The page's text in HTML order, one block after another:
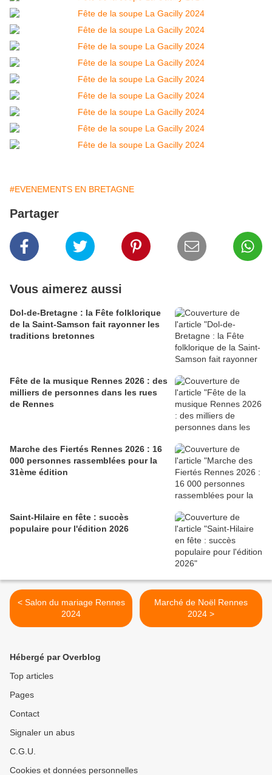
#EVENEMENTS EN BRETAGNE
Partager
Vous aimerez aussi
Dol-de-Bretagne : la Fête folklorique
de la Saint-Samson fait rayonner les
traditions bretonnes
Fête de la musique Rennes 2026 : des
milliers de personnes dans les rues
de Rennes
Marche des Fiertés Rennes 2026 : 16
000 personnes rassemblées pour la
31ème édition
Saint-Hilaire en fête : succès
populaire pour l'édition 2026
< Salon du mariage Rennes
2024
Marché de Noël Rennes
2024 >
Hébergé par Overblog
Top articles
Pages
Contact
Signaler un abus
C.G.U.
Cookies et données personnelles